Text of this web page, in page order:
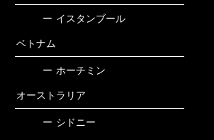
ー イスタンブール
ベトナム
ー ホーチミン
オーストラリア
ー シドニー